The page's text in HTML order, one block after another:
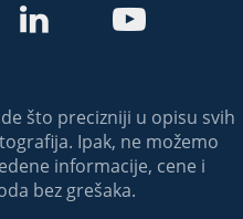
 
što precizniji u opisu svih
Ipak, ne možemo
informacije, cene i
bez grešaka.